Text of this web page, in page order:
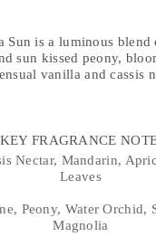
Sun is a luminous
sun kissed peony,
vanilla and cassis
KEY FRAGRANCE
Nectar, Mandarin,
Leaves
Peony, Water Orchid,
Magnolia